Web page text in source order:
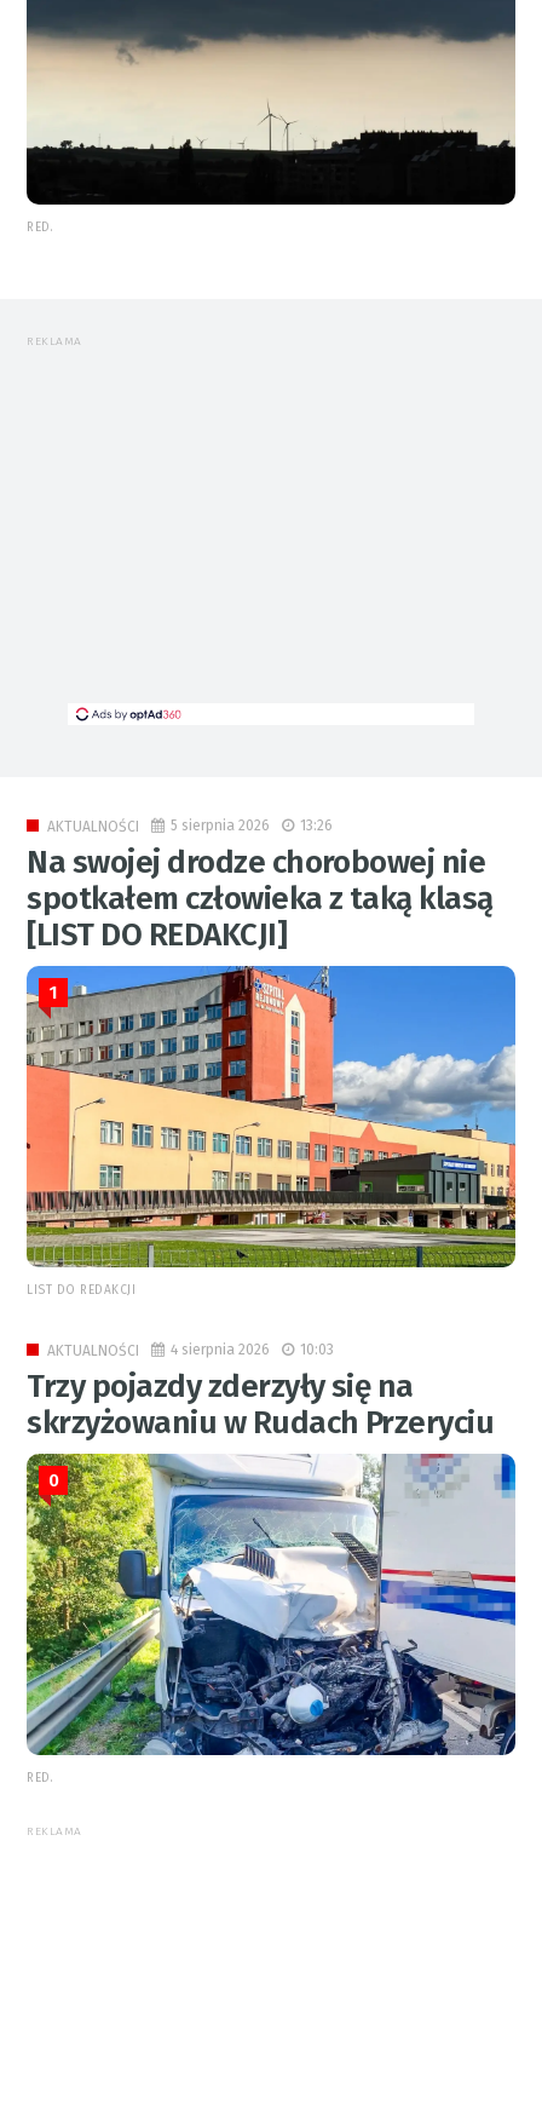
RED.
REKLAMA
AKTUALNOŚCI 5 sierpnia 2026 13:26
Na swojej drodze chorobowej nie
spotkałem człowieka z taką klasą
[LIST DO REDAKCJI]
1
LIST DO REDAKCJI
AKTUALNOŚCI 4 sierpnia 2026 10:03
Trzy pojazdy zderzyły się na
skrzyżowaniu w Rudach Przeryciu
0
RED.
REKLAMA